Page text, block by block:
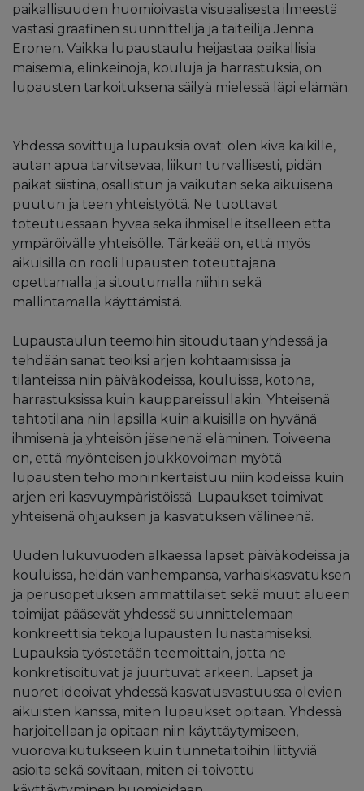
paikallisuuden huomioivasta visuaalisesta ilmeestä
vastasi graafinen suunnittelija ja taiteilija Jenna
Eronen. Vaikka lupaustaulu heijastaa paikallisia
maisemia, elinkeinoja, kouluja ja harrastuksia, on
lupausten tarkoituksena säilyä mielessä läpi elämän.
Yhdessä sovittuja lupauksia ovat: olen kiva kaikille,
autan apua tarvitsevaa, liikun turvallisesti, pidän
paikat siistinä, osallistun ja vaikutan sekä aikuisena
puutun ja teen yhteistyötä. Ne tuottavat
toteutuessaan hyvää sekä ihmiselle itselleen että
ympäröivälle yhteisölle. Tärkeää on, että myös
aikuisilla on rooli lupausten toteuttajana
opettamalla ja sitoutumalla niihin sekä
mallintamalla käyttämistä.
Lupaustaulun teemoihin sitoudutaan yhdessä ja
tehdään sanat teoiksi arjen kohtaamisissa ja
tilanteissa niin päiväkodeissa, kouluissa, kotona,
harrastuksissa kuin kauppareissullakin. Yhteisenä
tahtotilana niin lapsilla kuin aikuisilla on hyvänä
ihmisenä ja yhteisön jäsenenä eläminen. Toiveena
on, että myönteisen joukkovoiman myötä
lupausten teho moninkertaistuu niin kodeissa kuin
arjen eri kasvuympäristöissä. Lupaukset toimivat
yhteisenä ohjauksen ja kasvatuksen välineenä.
Uuden lukuvuoden alkaessa lapset päiväkodeissa ja
kouluissa, heidän vanhempansa, varhaiskasvatuksen
ja perusopetuksen ammattilaiset sekä muut alueen
toimijat pääsevät yhdessä suunnittelemaan
konkreettisia tekoja lupausten lunastamiseksi.
Lupauksia työstetään teemoittain, jotta ne
konkretisoituvat ja juurtuvat arkeen. Lapset ja
nuoret ideoivat yhdessä kasvatusvastuussa olevien
aikuisten kanssa, miten lupaukset opitaan. Yhdessä
harjoitellaan ja opitaan niin käyttäytymiseen,
vuorovaikutukseen kuin tunnetaitoihin liittyviä
asioita sekä sovitaan, miten ei-toivottu